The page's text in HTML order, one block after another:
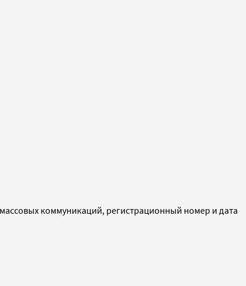
коммуникаций, регистрационный номер и дата